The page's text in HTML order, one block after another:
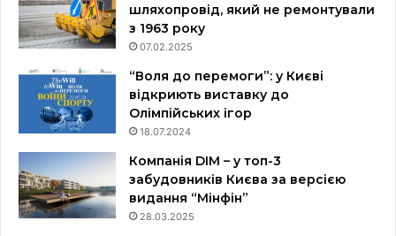
шляхопровід, який не ремонтували
з 1963 року
07.02.2025
“Воля до перемоги”: у Києві
відкриють виставку до
Олімпійських ігор
18.07.2024
Компанія DIM – у топ-3
забудовників Києва за версією
видання “Мінфін”
28.03.2025